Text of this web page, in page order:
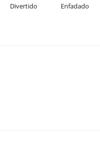
Divertido Enfadado